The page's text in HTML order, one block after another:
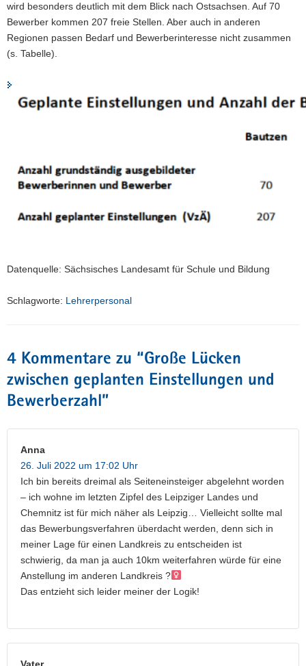
wird besonders deutlich mit dem Blick nach Ostsachsen. Auf 70
Bewerber kommen 207 freie Stellen. Aber auch in anderen
Regionen passen Bedarf und Bewerberinteresse nicht zusammen
(s. Tabelle).
Datenquelle: Sächsisches Landesamt für Schule und Bildung
Schlagworte: Lehrerpersonal
4 Kommentare zu “Große Lücken
zwischen geplanten Einstellungen und
Bewerberzahl”
Anna
26. Juli 2022 um 17:02 Uhr
Ich bin bereits dreimal als Seiteneinsteiger abgelehnt worden
– ich wohne im letzten Zipfel des Leipziger Landes und
Chemnitz ist für mich näher als Leipzig… Vielleicht sollte mal
das Bewerbungsverfahren überdacht werden, denn sich in
meiner Lage für einen Landkreis zu entscheiden ist
schwierig, da man ja auch 10km weiterfahren würde für eine
Anstellung im anderen Landkreis ?‍
Das entzieht sich leider meiner der Logik!